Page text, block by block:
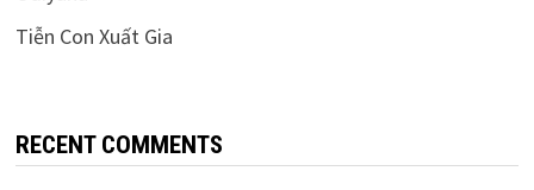
Tiễn Con Xuất Gia
RECENT COMMENTS